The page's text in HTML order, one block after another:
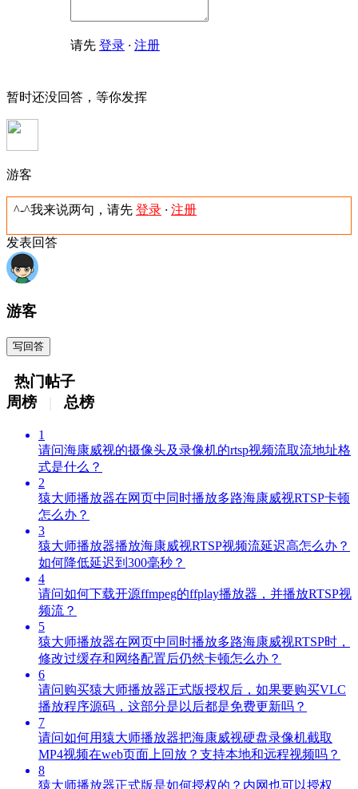
请先 登录 · 注册
暂时还没回答，等你发挥
游客
^-^我来说两句，请先 登录 · 注册
发表回答
游客
写回答
热门帖子
周榜
总榜
1
请问海康威视的摄像头及录像机的rtsp视频流取流地址格
式是什么？
2
猿大师播放器在网页中同时播放多路海康威视RTSP卡顿
怎么办？
3
猿大师播放器播放海康威视RTSP视频流延迟高怎么办？
如何降低延迟到300毫秒？
4
请问如何下载开源ffmpeg的ffplay播放器，并播放RTSP视
频流？
5
猿大师播放器在网页中同时播放多路海康威视RTSP时，
修改过缓存和网络配置后仍然卡顿怎么办？
6
请问购买猿大师播放器正式版授权后，如果要购买VLC
播放程序源码，这部分是以后都是免费更新吗？
7
请问如何用猿大师播放器把海康威视硬盘录像机截取
MP4视频在web页面上回放？支持本地和远程视频吗？
8
猿大师播放器正式版是如何授权的？内网也可以授权